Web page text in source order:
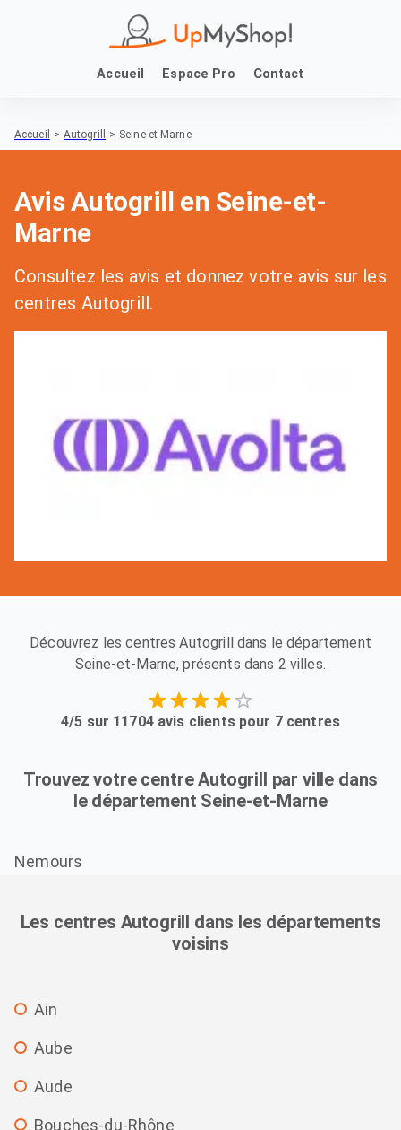
Accueil Espace Pro Contact
Accueil > Autogrill > Seine-et-Marne
Avis Autogrill en Seine-et-
Marne
Consultez les avis et donnez votre avis sur les
centres Autogrill.
Découvrez les centres Autogrill dans le département
Seine-et-Marne, présents dans 2 villes.
4/5 sur 11704 avis clients pour 7 centres
Trouvez votre centre Autogrill par ville dans
le département Seine-et-Marne
Nemours
Les centres Autogrill dans les départements
voisins
Ain
Aube
Aude
Bouches-du-Rhône